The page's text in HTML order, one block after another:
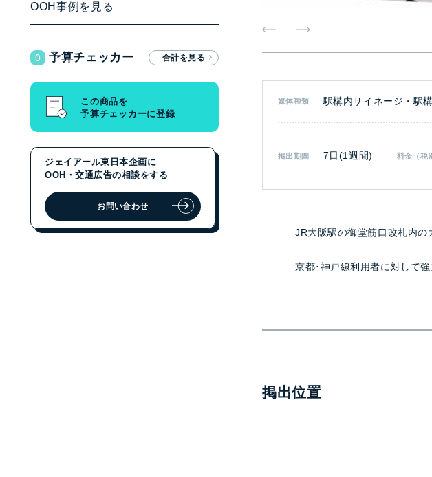
広告枠を探す
エリアから探す
路線から探す
メディアの種類から探す
ジェイアール東日本企画に
OOH・交通広告の相談をする
媒体種類 駅構内サイネージ・駅
掲出期間 7日(1週間) 料金（税
JR大阪駅の御堂筋口改札内の
京都･神戸線利用者に対して強
掲出位置
OOH事例を見る
予算チェッカー
0
この商品を
予算チェッカーに登録
ジェイアール東日本企画に
OOH・交通広告の相談をする
お問い合わせ